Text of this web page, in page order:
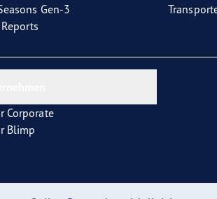
Gen-3
Corporate
Blimp